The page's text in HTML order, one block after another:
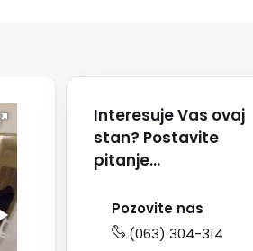
Interesuje Vas ovaj
stan? Postavite
pitanje...
Pozovite nas
(063) 304-314